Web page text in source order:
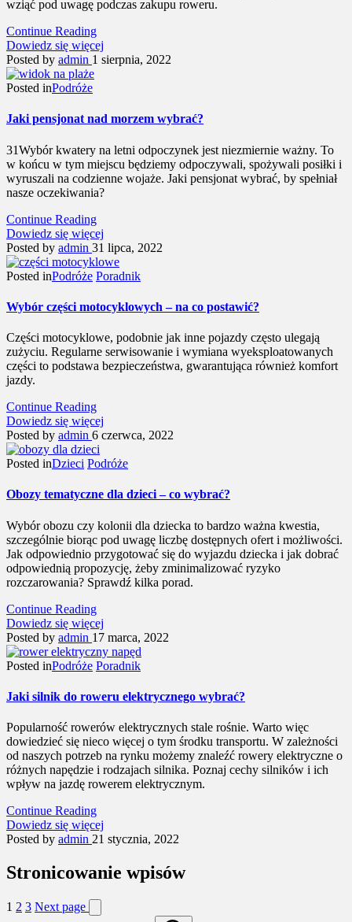
wziąć pod uwagę podczas zakupu roweru.
Continue Reading
Dowiedz się więcej
Posted by admin 1 sierpnia, 2022
Posted inPodróże
Jaki pensjonat nad morzem wybrać?
31Wybór kwatery na letni odpoczynek jest niezmiernie ważny. To
w końcu w tym miejscu będziemy odpoczywali, spożywali posiłki i
wyruszali na codzienne wojaże. Jaki pensjonat wybrać, by spełniał
nasze oczekiwania?
Continue Reading
Dowiedz się więcej
Posted by admin 31 lipca, 2022
Posted inPodróże Poradnik
Wybór części motocyklowych – na co postawić?
Części motocyklowe, podobnie jak inne pojazdy często ulegają
zużyciu. Regularne serwisowanie i wymiana wyeksploatowanych
części to podstawa bezpieczeństwa, gwarantująca również komfort
jazdy.
Continue Reading
Dowiedz się więcej
Posted by admin 6 czerwca, 2022
Posted inDzieci Podróże
Obozy tematyczne dla dzieci – co wybrać?
Wybór obozu czy kolonii dla dziecka to bardzo ważna kwestia,
szczególnie biorąc pod uwagę liczbę dostępnych ofert i możliwości.
Jak odpowiednio przygotować się do wyjazdu dziecka i jak dobrać
odpowiednią propozycję, żeby zminimalizować ryzyko
rozczarowania? Sprawdź kilka porad.
Continue Reading
Dowiedz się więcej
Posted by admin 17 marca, 2022
Posted inPodróże Poradnik
Jaki silnik do roweru elektrycznego wybrać?
Popularność rowerów elektrycznych stale rośnie. Warto więc
dowiedzieć się nieco więcej o tym środku transportu. W zależności
od naszych potrzeb na rynku możemy znaleźć rowery elektryczne o
różnych napędzie i rodzajach silnika. Poznaj cechy silników i ich
wpływ na jazdę rowerem elektrycznym.
Continue Reading
Dowiedz się więcej
Posted by admin 21 stycznia, 2022
Stronicowanie wpisów
1 2 3 Next page